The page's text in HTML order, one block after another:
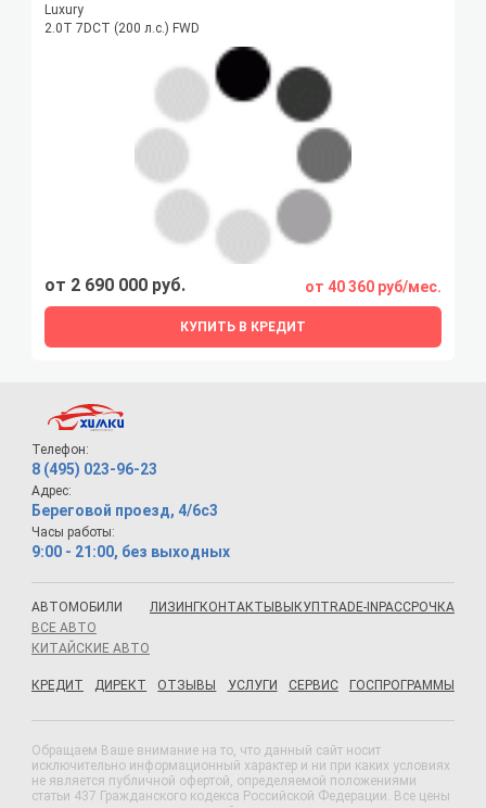
Luxury
2.0T 7DCT (200 л.с.) FWD
от 2 690 000 руб. от 40 360 руб/мес.
КУПИТЬ В КРЕДИТ
Телефон:
8 (495) 023-96-23
Адрес:
Береговой проезд, 4/6с3
Часы работы:
9:00 - 21:00, без выходных
АВТОМОБИЛИ
ВСЕ АВТО
КИТАЙСКИЕ АВТО
ЛИЗИНГКОНТАКТЫ ВЫКУП TRADE-IN РАССРОЧКА
КРЕДИТ ДИРЕКТ ОТЗЫВЫ УСЛУГИ СЕРВИС ГОСПРОГРАММЫ
Обращаем Ваше внимание на то, что данный сайт носит
исключительно информационный характер и ни при каких условиях
не является публичной офертой, определяемой положениями
статьи 437 Гражданского кодекса Российской Федерации. Все цены